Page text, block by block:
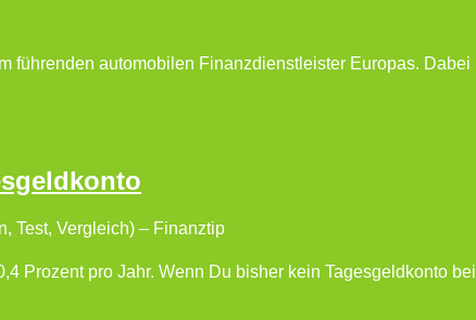
führenden automobilen Finanzdienstleister Europas. Dabei
Test, Vergleich) – Finanztip
Prozent pro Jahr. Wenn Du bisher kein Tagesgeldkonto bei